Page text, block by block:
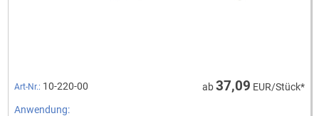
Art-Nr.: 10-220-00 ab37,09 EUR/Stück*
Anwendung: